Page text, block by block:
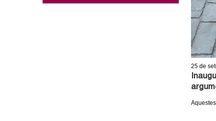
25 de
r
e
t
x